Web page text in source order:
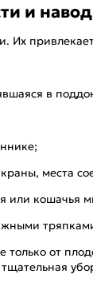
и
в
места
или кошачья
от